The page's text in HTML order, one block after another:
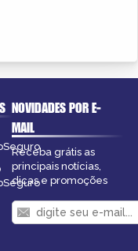
NOVIDADES POR E-
MAIL
Receba grátis as
principais notícias,
dicas e promoções